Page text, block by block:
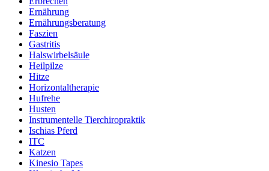
Ernährung
Ernährungsberatung
Faszien
Gastritis
Halswirbelsäule
Heilpilze
Hitze
Horizontaltherapie
Hufrehe
Husten
Instrumentelle Tierchiropraktik
Ischias Pferd
ITC
Katzen
Kinesio Tapes